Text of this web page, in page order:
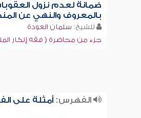
ضمانة لعدم نزول
بالمعروف والنهي عن
للشيخ: سلمان العودة
جزء من محاضرة ( فقه إنكار
الفهرس:أمثلة على